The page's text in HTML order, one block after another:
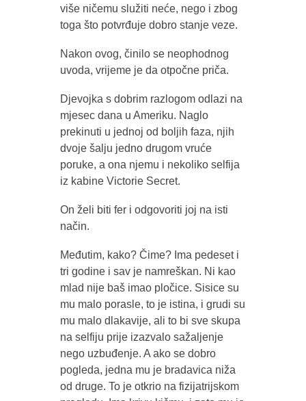
više ničemu služiti neće, nego i zbog
toga što potvrđuje dobro stanje veze.
Nakon ovog, činilo se neophodnog
uvoda, vrijeme je da otpočne priča.
Djevojka s dobrim razlogom odlazi na
mjesec dana u Ameriku. Naglo
prekinuti u jednoj od boljih faza, njih
dvoje šalju jedno drugom vruće
poruke, a ona njemu i nekoliko selfija
iz kabine Victorie Secret.
On želi biti fer i odgovoriti joj na isti
način.
Međutim, kako? Čime? Ima pedeset i
tri godine i sav je namreškan. Ni kao
mlad nije baš imao pločice. Sisice su
mu malo porasle, to je istina, i grudi su
mu malo dlakavije, ali to bi sve skupa
na selfiju prije izazvalo sažaljenje
nego uzbuđenje. A ako se dobro
pogleda, jedna mu je bradavica niža
od druge. To je otkrio na fizijatrijskom